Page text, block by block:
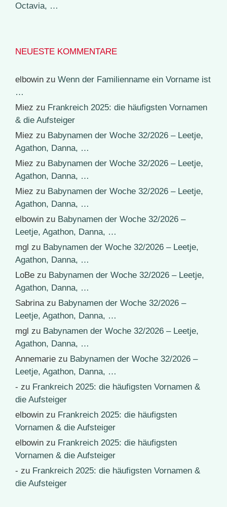
Octavia, …
NEUESTE KOMMENTARE
elbowin zu Wenn der Familienname ein Vorname ist
…
Miez zu Frankreich 2025: die häufigsten Vornamen
& die Aufsteiger
Miez zu Babynamen der Woche 32/2026 – Leetje,
Agathon, Danna, …
Miez zu Babynamen der Woche 32/2026 – Leetje,
Agathon, Danna, …
Miez zu Babynamen der Woche 32/2026 – Leetje,
Agathon, Danna, …
elbowin zu Babynamen der Woche 32/2026 –
Leetje, Agathon, Danna, …
mgl zu Babynamen der Woche 32/2026 – Leetje,
Agathon, Danna, …
LoBe zu Babynamen der Woche 32/2026 – Leetje,
Agathon, Danna, …
Sabrinazu Babynamen der Woche 32/2026 –
Leetje, Agathon, Danna, …
mgl zu Babynamen der Woche 32/2026 – Leetje,
Agathon, Danna, …
Annemarie zu Babynamen der Woche 32/2026 –
Leetje, Agathon, Danna, …
- zu Frankreich 2025: die häufigsten Vornamen &
die Aufsteiger
elbowin zu Frankreich 2025: die häufigsten
Vornamen & die Aufsteiger
elbowin zu Frankreich 2025: die häufigsten
Vornamen & die Aufsteiger
- zu Frankreich 2025: die häufigsten Vornamen &
die Aufsteiger